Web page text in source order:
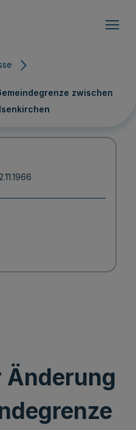
zwischen
Änderung